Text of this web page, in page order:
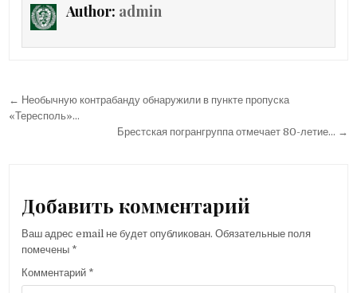
Author: admin
Навигация
по
← Необычную контрабанду обнаружили в пункте пропуска
«Тересполь»…
Брестская погрангруппа отмечает 80-летие… →
Добавить комментарий
Ваш адрес email не будет опубликован. Обязательные поля
помечены *
Комментарий *